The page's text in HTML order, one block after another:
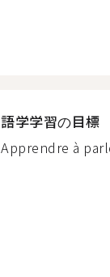
語学学習の目標
Apprendre à